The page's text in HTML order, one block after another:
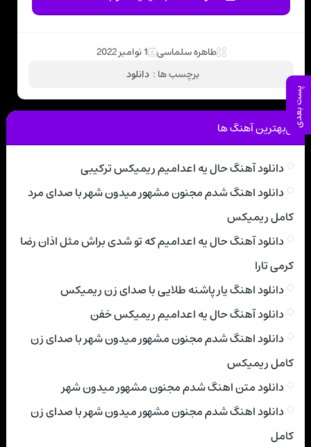
پست بعدی
طاهره سلماسی 1 نوامبر 2022
برچسب ها : دانلود
بهترین آهنگ ها
دانلود آهنگ حال یه اعدامیم ریمیکس ترکیبی
دانلود اهنگ شدم مجنون مشهور میدون شهر با صدای مرد
کامل ریمیکس
دانلود آهنگ حال یه اعدامیم که تو شدی براش مثل اذان رضا
کرمی تارا
دانلود اهنگ یار پاشنه طلایی با صدای زن ریمیکس
دانلود آهنگ حال یه اعدامیم ریمیکس خفن
دانلود اهنگ شدم مجنون مشهور میدون شهر با صدای زن
کامل ریمیکس
دانلود متن اهنگ شدم مجنون مشهور میدون شهر
دانلود اهنگ شدم مجنون مشهور میدون شهر با صدای زن
کامل